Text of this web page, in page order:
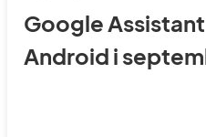
Google
Android i